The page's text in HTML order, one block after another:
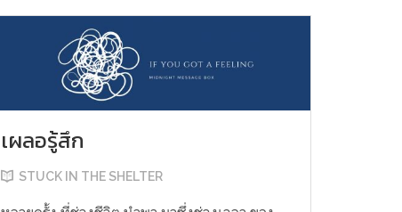
เผลอรู้สึก
STUCK IN THE SHELTER